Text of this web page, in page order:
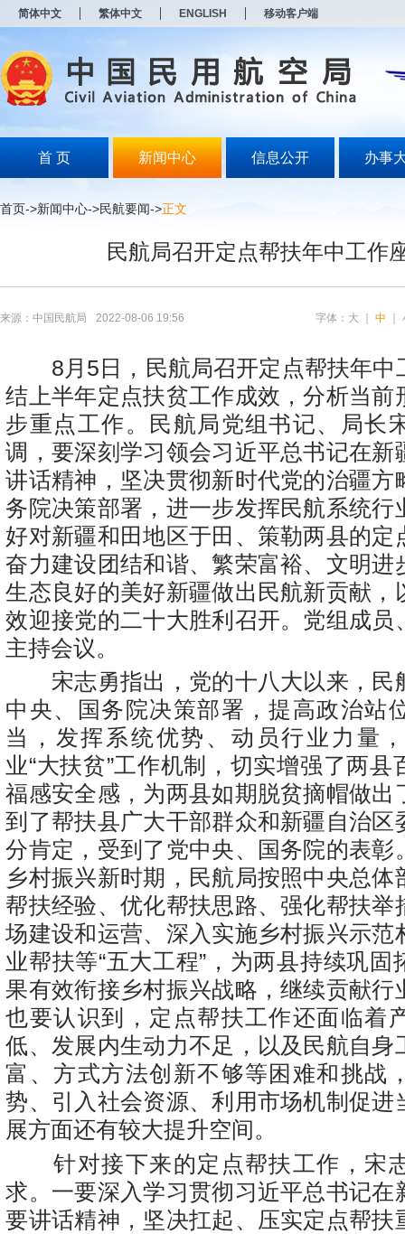
简体中文 繁体中文 ENGLISH 移动客户端
首 页 新闻中心 信息公开 办事
首页->新闻中心->民航要闻->正文
民航局召开定点帮扶年中工作
来源：中国民航局 2022-08-06 19:56 字体： 大 中
8月5日，民航局召开定点帮扶年中
结上半年定点扶贫工作成效，分析当前
步重点工作。民航局党组书记、局长
调，要深刻学习领会习近平总书记在新
讲话精神，坚决贯彻新时代党的治疆方
务院决策部署，进一步发挥民航系统行
好对新疆和田地区于田、策勒两县的定
奋力建设团结和谐、繁荣富裕、文明进
生态良好的美好新疆做出民航新贡献，
效迎接党的二十大胜利召开。党组成员
主持会议。
宋志勇指出，党的十八大以来，民
中央、国务院决策部署，提高政治站
当，发挥系统优势、动员行业力量
业“大扶贫”工作机制，切实增强了两县
福感安全感，为两县如期脱贫摘帽做出
到了帮扶县广大干部群众和新疆自治区
分肯定，受到了党中央、国务院的表彰
乡村振兴新时期，民航局按照中央总体
帮扶经验、优化帮扶思路、强化帮扶举
场建设和运营、深入实施乡村振兴示范
业帮扶等“五大工程”，为两县持续巩固
果有效衔接乡村振兴战略，继续贡献行
也要认识到，定点帮扶工作还面临着
低、发展内生动力不足，以及民航自身
富、方式方法创新不够等困难和挑战
势、引入社会资源、利用市场机制促进
展方面还有较大提升空间。
针对接下来的定点帮扶工作，宋
求。一要深入学习贯彻习近平总书记在
要讲话精神，坚决扛起、压实定点帮扶
打
开
无
障
说
按
Alt
开